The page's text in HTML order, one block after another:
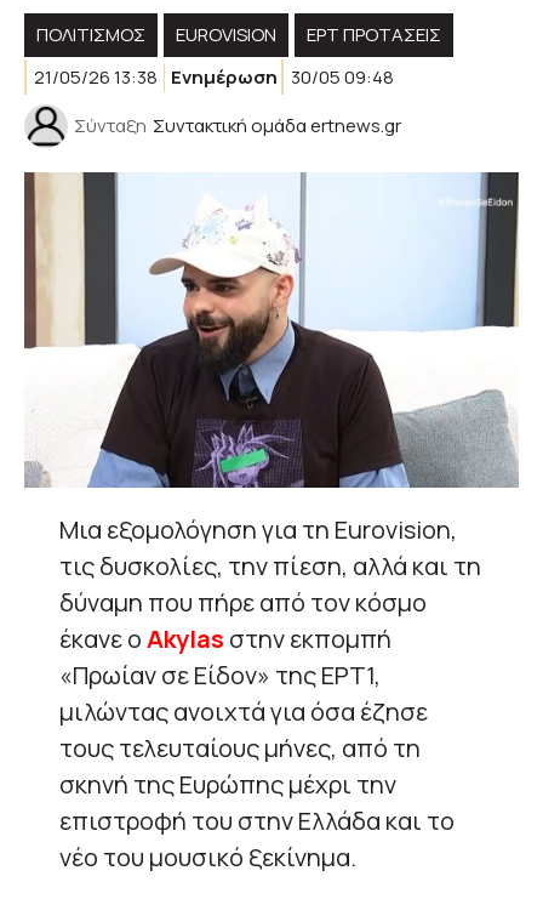
ΠΟΛΙΤΙΣΜΟΣ EUROVISION
ΕΡΤ ΠΡΟΤΑΣΕΙΣ
21/05/26 13:38
Ενημέρωση
30/05 09:48
Σύνταξη Συντακτική ομάδα ertnews.gr
Μια εξομολόγηση για τη Eurovision,
τις δυσκολίες, την πίεση, αλλά και τη
δύναμη που πήρε από τον κόσμο
έκανε οAkylas στην εκπομπή
«Πρωίαν σε Είδον» της ΕΡΤ1,
μιλώντας ανοιχτά για όσα έζησε
τους τελευταίους μήνες, από τη
σκηνή της Ευρώπης μέχρι την
επιστροφή του στην Ελλάδα και το
νέο του μουσικό ξεκίνημα.